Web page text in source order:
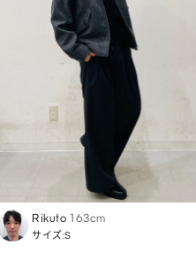
Rikuto 163cm
サイズ:S